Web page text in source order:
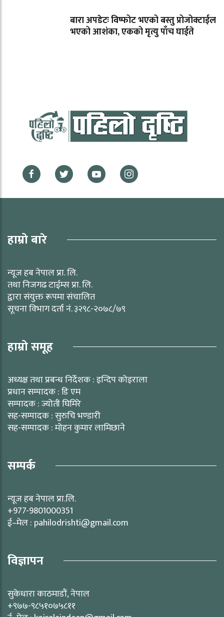
बारा अपडेटः विष्फोट भएको बस्तु प्रोजोक्टाईल
भएको आशंका, एकको मृत्यु पाँच घाईते
हाम्रो बारे
न्यूज हब नेपाल प्रा. लि.
तथा निजगढ टाईम्स प्रा. लि.
द्वारा संयुक्त रूपमा संचालित
सूचना विभाग दर्ता नं. ३२९८-२०७८/७९
हाम्रो समूह
अध्यक्ष तथा प्रबन्ध निर्देशक : इन्दिप कोइराला
प्रधान सम्पादक : डि एम
सम्पादक : ज्योती घिमिरे
सह-सम्पादक : सुरुचि भण्डारी
सह-सम्पादक : मोहन कुमार लामिछाने
सम्पर्क
न्यूज हब नेपाल प्रा.लि.
+977-9801000351
ई–मेल : pahilodrishti@gmail.com
विज्ञापन
सुकेधारा काठमाडौं, नेपाल
+९७७-९८५१०७५८११